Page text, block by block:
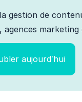
gestion de
agences
aujourd’hui